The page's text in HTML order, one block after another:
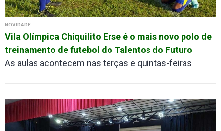
NOVIDADE
Vila Olímpica Chiquilito Erse é o mais novo polo de
treinamento de futebol do Talentos do Futuro
As aulas acontecem nas terças e quintas-feiras